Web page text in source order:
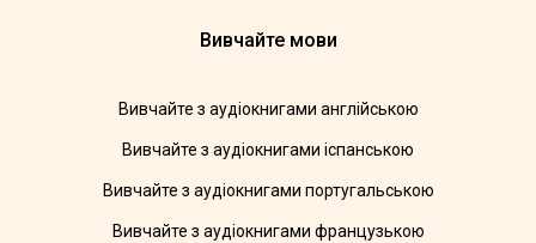
Вивчайте мови
Вивчайте з аудіокнигами англійською
Вивчайте з аудіокнигами іспанською
Вивчайте з аудіокнигами португальською
Вивчайте з аудіокнигами французькою